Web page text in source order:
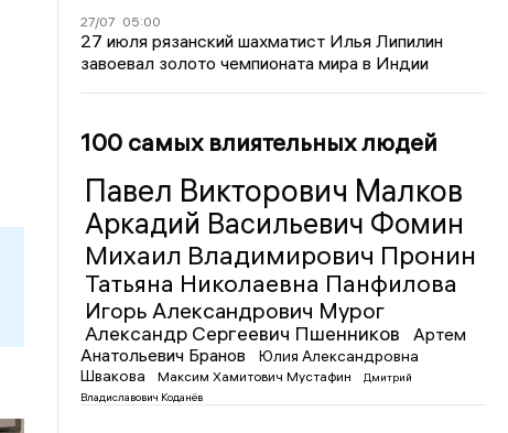
27/07 05:00
27 июля рязанский шахматист Илья Липилин
завоевал золото чемпионата мира в Индии
100 самых влиятельных людей
Павел Викторович Малков
Аркадий Васильевич Фомин
Михаил Владимирович Пронин
Татьяна Николаевна Панфилова
Игорь Александрович Мурог
Александр Сергеевич Пшенников
Артем
Анатольевич Бранов
Юлия Александровна
Швакова
Максим Хамитович Мустафин
Дмитрий
Владиславович Коданёв